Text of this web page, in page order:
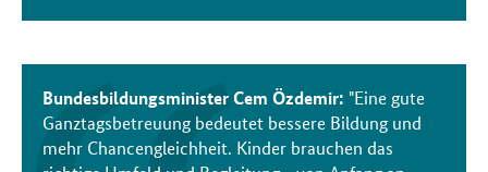
Bundesbildungsminister Cem Özdemir: "Eine gute
Ganztagsbetreuung bedeutet bessere Bildung und
mehr Chancengleichheit. Kinder brauchen das